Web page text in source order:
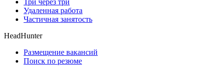
Три через три
Удаленная работа
Частичная занятость
HeadHunter
Размещение вакансий
Поиск по резюме